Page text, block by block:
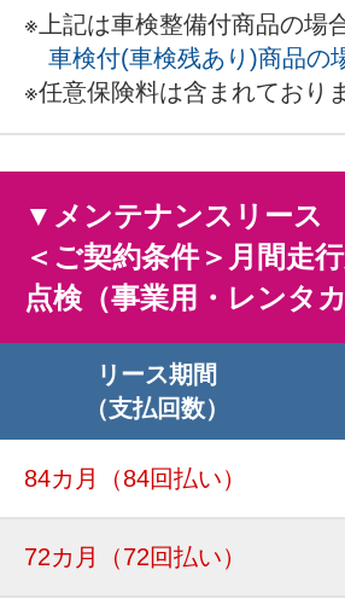
※上記は車検整備付商品の場
車検付(車検残あり)商品の
※任意保険料は含まれており
▼メンテナンスリース
＜ご契約条件＞月間走
点検（事業用・レンタ
リース期間
（支払回数）
84カ月 （84回払い）
72カ月 （72回払い）